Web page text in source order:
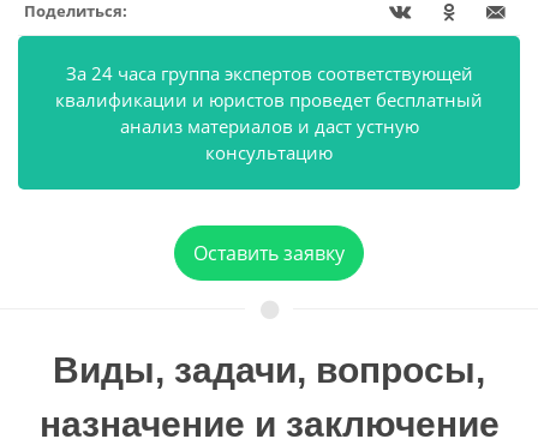
Поделиться:
За 24 часа группа экспертов соответствующей
квалификации и юристов проведет бесплатный
анализ материалов и даст устную
консультацию
Оставить заявку
Виды, задачи, вопросы,
назначение и заключение